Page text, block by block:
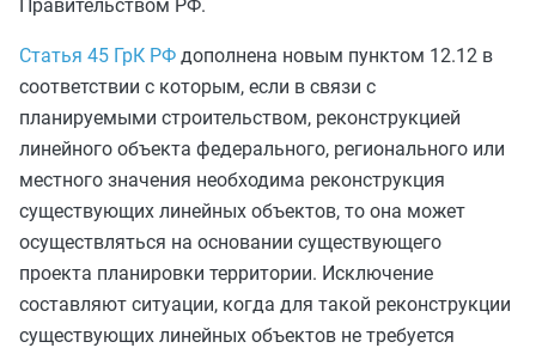
Правительством РФ.
Статья 45 ГрК РФ дополнена новым пунктом 12.12 в
соответствии с которым, если в связи с
планируемыми строительством, реконструкцией
линейного объекта федерального, регионального или
местного значения необходима реконструкция
существующих линейных объектов, то она может
осуществляться на основании существующего
проекта планировки территории. Исключение
составляют ситуации, когда для такой реконструкции
существующих линейных объектов не требуется